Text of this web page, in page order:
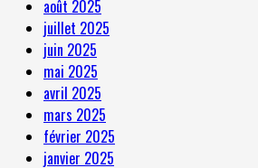
août 2025
juillet 2025
juin 2025
mai 2025
avril 2025
mars 2025
février 2025
janvier 2025